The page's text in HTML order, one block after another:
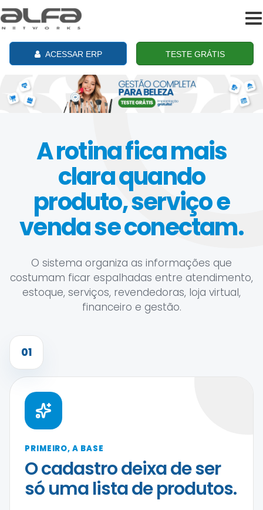
ACESSAR ERP TESTE GRÁTIS
A rotina fica mais
clara quando
produto, serviço e
venda se conectam.
O sistema organiza as informações que
costumam ficar espalhadas entre atendimento,
estoque, serviços, revendedoras, loja virtual,
financeiro e gestão.
01
PRIMEIRO, A BASE
O cadastro deixa de ser
só uma lista de produtos.